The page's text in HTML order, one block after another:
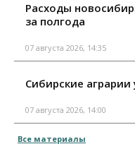
Расходы
за полгода
07 августа 2026, 14:35
Сибирские
07 августа 2026, 14:00
Все материалы